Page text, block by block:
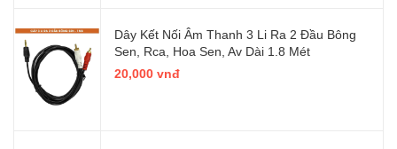
Dây Kết Nối Âm Thanh 3 Li Ra 2 Đầu Bông
Sen, Rca, Hoa Sen, Av Dài 1.8 Mét
20,000 vnđ